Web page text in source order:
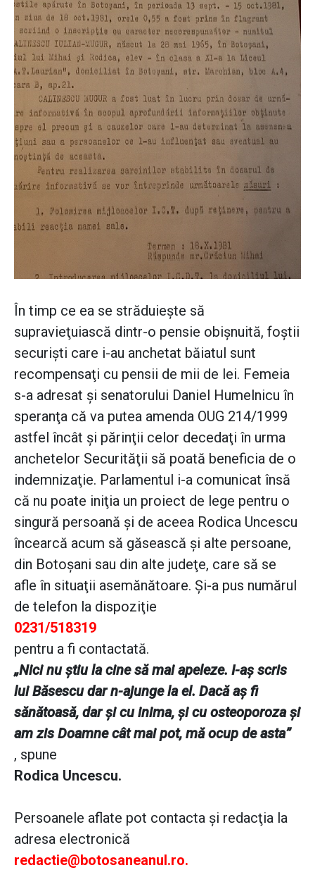
În timp ce ea se străduieşte să
supravieţuiască dintr-o pensie obişnuită, foştii
securişti care i-au anchetat băiatul sunt
recompensaţi cu pensii de mii de lei. Femeia
s-a adresat şi senatorului Daniel Humelnicu în
speranţa că va putea amenda OUG 214/1999
astfel încât şi părinţii celor decedaţi în urma
anchetelor Securităţii să poată beneficia de o
indemnizaţie. Parlamentul i-a comunicat însă
că nu poate iniţia un proiect de lege pentru o
singură persoană şi de aceea Rodica Uncescu
încearcă acum să găsească şi alte persoane,
din Botoşani sau din alte judeţe, care să se
afle în situaţii asemănătoare. Şi-a pus numărul
de telefon la dispoziţie
0231/518319
pentru a fi contactată.
„Nici nu ştiu la cine să mai apeleze. I-aş scris
lui Băsescu dar n-ajunge la el. Dacă aş fi
sănătoasă, dar şi cu inima, şi cu osteoporoza şi
am zis Doamne cât mai pot, mă ocup de asta”
, spune
Rodica Uncescu.
Persoanele aflate pot contacta şi redacţia la
adresa electronică
redactie@botosaneanul.ro.